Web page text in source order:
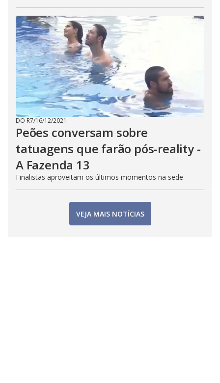
DO R7/16/12/2021
Peões conversam sobre
tatuagens que farão pós-reality -
A Fazenda 13
Finalistas aproveitam os últimos momentos na sede
VEJA MAIS NOTÍCIAS